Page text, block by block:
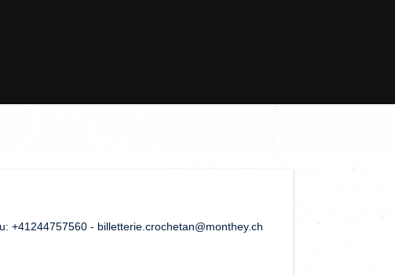
+41244757560 - billetterie.crochetan@monthey.ch